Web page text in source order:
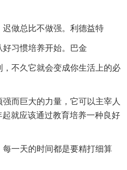
迟做总比不做强。利德益特
习惯培养开始。巴金
，不久它就会变成你生活上的必
而巨大的力量，它可以主宰人
就应该通过教育培养一种良好
每一天的时间都是要精打细算